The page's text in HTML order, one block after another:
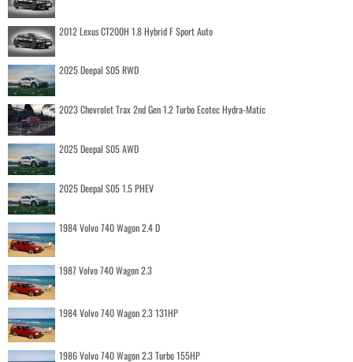
2012 Lexus CT200H 1.8 Hybrid F Sport Auto
2025 Deepal S05 RWD
2023 Chevrolet Trax 2nd Gen 1.2 Turbo Ecotec Hydra-Matic
2025 Deepal S05 AWD
2025 Deepal S05 1.5 PHEV
1984 Volvo 740 Wagon 2.4 D
1987 Volvo 740 Wagon 2.3
1984 Volvo 740 Wagon 2.3 131HP
1986 Volvo 740 Wagon 2.3 Turbo 155HP